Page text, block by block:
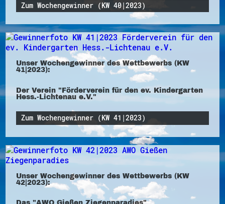
Zum Wochengewinner (KW 40|2023)
Unser Wochengewinner des Wettbewerbs (KW
41|2023):
Der Verein "Förderverein für den ev. Kindergarten
Hess.-Lichtenau e.V."
Zum Wochengewinner (KW 41|2023)
Unser Wochengewinner des Wettbewerbs (KW
42|2023):